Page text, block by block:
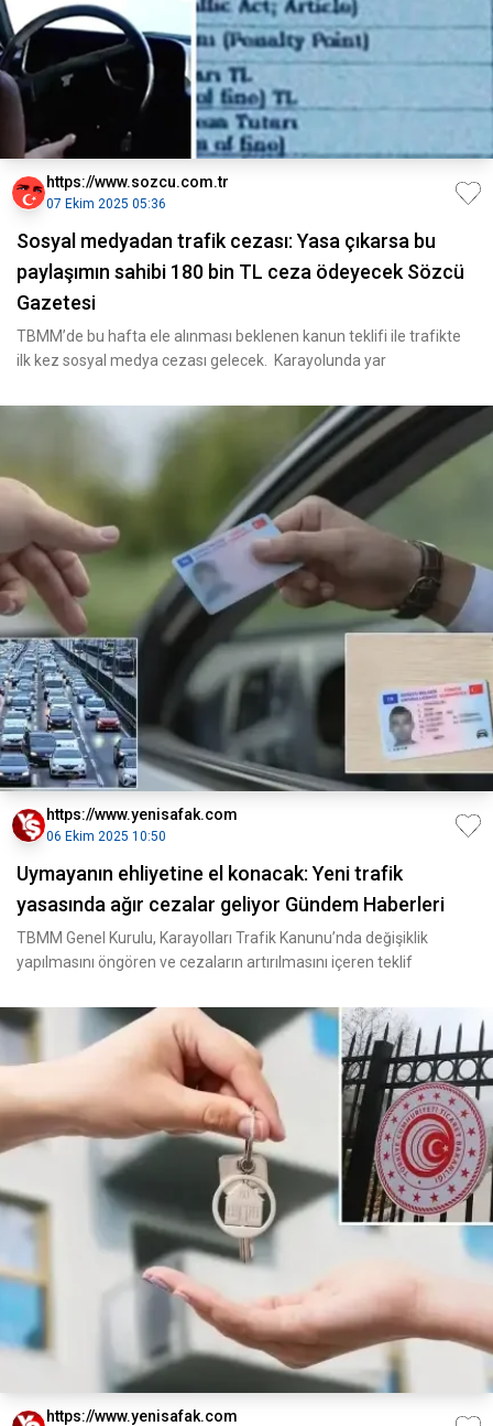
https://www.sozcu.com.tr
07 Ekim 2025 05:36
Sosyal medyadan trafik cezası: Yasa çıkarsa bu
paylaşımın sahibi 180 bin TL ceza ödeyecek Sözcü
Gazetesi
TBMM’de bu hafta ele alınması beklenen kanun teklifi ile trafikte
ilk kez sosyal medya cezası gelecek. Karayolunda yar
https://www.yenisafak.com
06 Ekim 2025 10:50
Uymayanın ehliyetine el konacak: Yeni trafik
yasasında ağır cezalar geliyor Gündem Haberleri
TBMM Genel Kurulu, Karayolları Trafik Kanunu’nda değişiklik
yapılmasını öngören ve cezaların artırılmasını içeren teklif
https://www.yenisafak.com